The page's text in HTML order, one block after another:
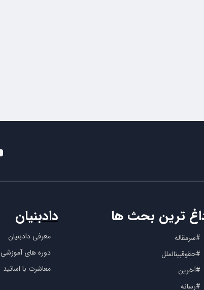
معرفی دادبنیان
دوره های آموزشی
معاشرت با اساتید
دادبنیان
#سرمقاله
#حقوقبینالملل
#آخرین
#رسانه
ترین بحث ها